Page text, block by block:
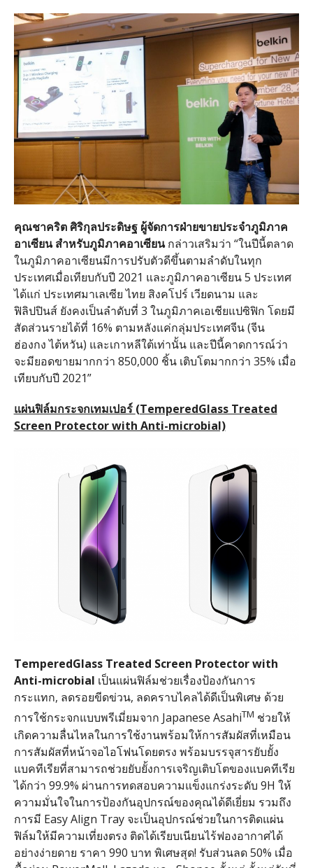
คุณชาคริต ศิริกุลประดิษฐ ผู้จัดการฝ่ายขายประจำภูมิภาค
อาเซียน สำหรับภูมิภาคอาเซียนกล่าวเสริมว่า “ในปีนี้ตลาด
ในภูมิภาคอาเซียนมีการปรับตัวดีขึ้นตามลำดับในทุก
ประเทศเมื่อเทียบกับปี 2021 และภูมิภาคอาเซียน 5 ประเทศ
ได้แก่ ประเทศมาเลเซีย ไทย สิงคโปร์ เวียดนาม และ
ฟิลิปปินส์ ยังคงเป็นลำดับที่ 3 ในภูมิภาคเอเชียแปซิฟิก โดยมี
สัดส่วนรายได้ที่ 16% ตามหลังแค่กลุ่มประเทศจีน (จีน
ฮ่องกง ไต้หวัน) และเกาหลีใต้เท่านั้น และปีนี้คาดการณ์ว่า
จะมียอดขายมากกว่า 850,000 ชิ้น เติบโตมากกว่า 35% เมื่อ
เทียบกับปี 2021”
แผ่นฟิล์มกระจกเทมเปอร์ (TemperedGlass Treated
Screen Protector with Anti-microbial)
TemperedGlass Treated Screen Protector with
Anti-microbial เป็นแผ่นฟิล์มช่วยเรื่องป้องกันการ
กระแทก, ลดรอยขีดข่วน, ลดคราบไคลได้ดีเป็นพิเศษ ด้วย
การใช้กระจกแบบพรีเมี่ยมจาก Japanese AsahiTM ช่วยให้
เกิดความลื่นไหลในการใช้งานพร้อมให้การสัมผัสที่เหมือน
การสัมผัสที่หน้าจอไอโฟนโดยตรง พร้อมบรรจุสารยับยั้ง
แบคทีเรียที่สามารถช่วยยับยั้งการเจริญเติบโตของแบคทีเรีย
ได้กว่า 99.9% ผ่านการทดสอบความแข็งแกร่งระดับ 9H ให้
ความมั่นใจในการป้องกันอุปกรณ์ของคุณได้ดีเยี่ยม รวมถึง
การมี Easy Align Tray จะเป็นอุปกรณ์ช่วยในการติดแผ่น
ฟิล์มให้มีความเที่ยงตรง ติดได้เรียบเนียนไร้ฟองอากาศได้
อย่างง่ายดาย ราคา 990 บาท พิเศษสุด! รับส่วนลด 50% เมื่อ